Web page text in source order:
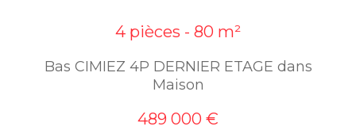
4 pièces - 80 m²
Bas CIMIEZ 4P DERNIER ETAGE dans
Maison
489 000 €